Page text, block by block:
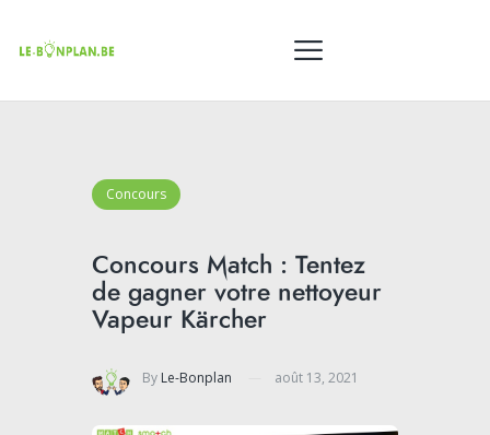
Concours
Concours Match : Tentez
de gagner votre nettoyeur
Vapeur Kärcher
By Le-Bonplan août 13, 2021